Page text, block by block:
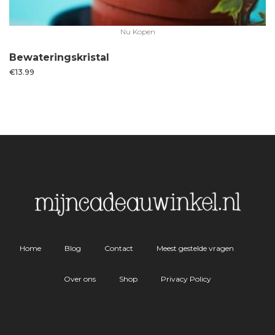
Nu Kopen
Bewateringskristal
€13.99
Home Blog Contact Meest gestelde vragen
Over ons Shop Privacy Policy